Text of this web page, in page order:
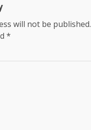
will not be published.
*